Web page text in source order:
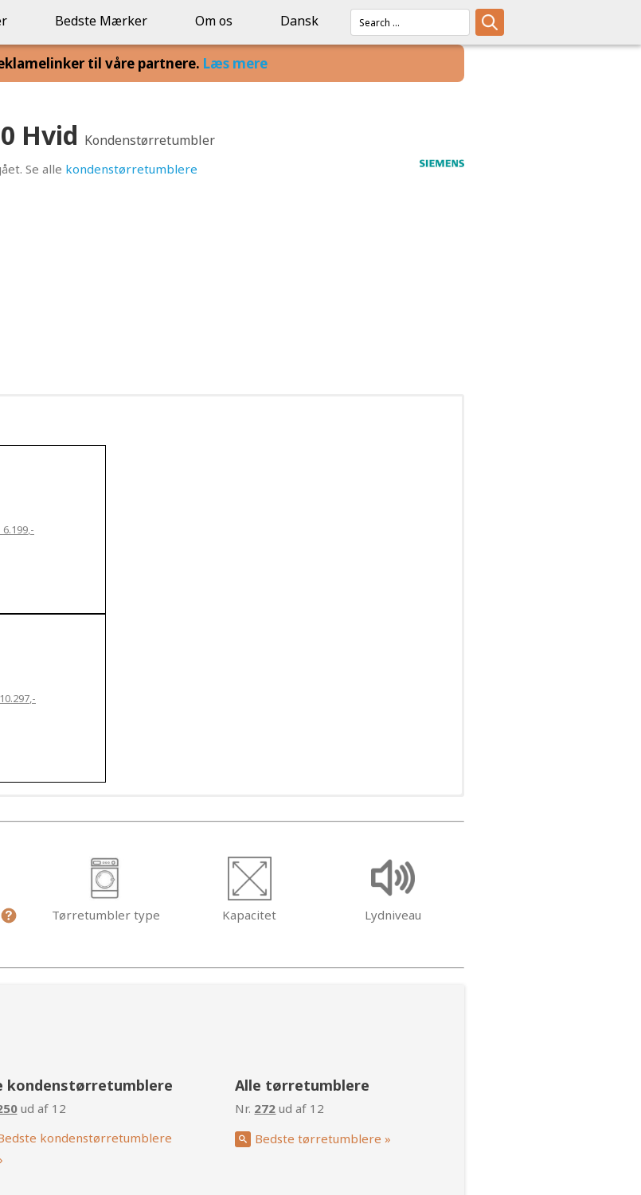
Bedste Mærker Om os Dansk
til våre partnere. Læs mere
Hvid Kondenstørretumbler
Se alle kondenstørretumblere
6.199
Tørretumbler type Kapacitet Lydniveau
kondenstørretumblere
ud af 12
kondenstørretumblere
Alle tørretumblere
Nr. 272 ud af 12
Bedste tørretumblere »